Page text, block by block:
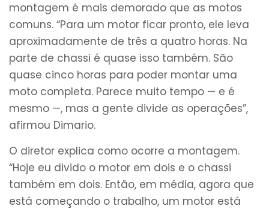
montagem é mais demorado que as motos
comuns. “Para um motor ficar pronto, ele leva
aproximadamente de três a quatro horas. Na
parte de chassi é quase isso também. São
quase cinco horas para poder montar uma
moto completa. Parece muito tempo — e é
mesmo —, mas a gente divide as operações”,
afirmou Dimario.
O diretor explica como ocorre a montagem.
“Hoje eu divido o motor em dois e o chassi
também em dois. Então, em média, agora que
está começando o trabalho, um motor está